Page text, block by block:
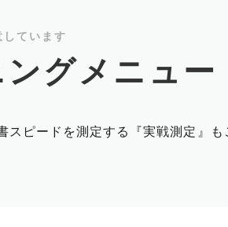
ています
グメニュー
ピードを測定する『実戦測定』も